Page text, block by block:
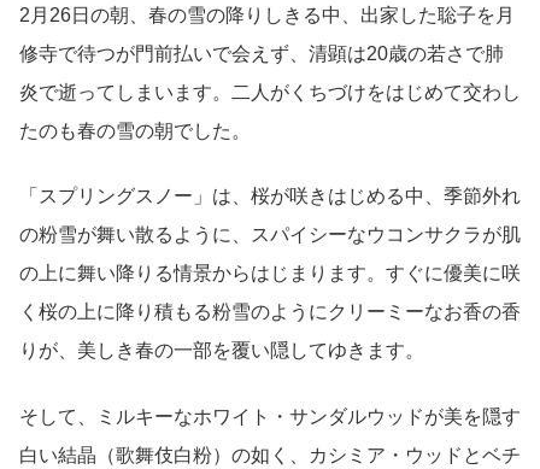
2月26日の朝、春の雪の降りしきる中、出家した聡子を月
修寺で待つが門前払いで会えず、清顕は20歳の若さで肺
炎で逝ってしまいます。二人がくちづけをはじめて交わし
たのも春の雪の朝でした。
「スプリングスノー」は、桜が咲きはじめる中、季節外れ
の粉雪が舞い散るように、スパイシーなウコンサクラが肌
の上に舞い降りる情景からはじまります。すぐに優美に咲
く桜の上に降り積もる粉雪のようにクリーミーなお香の香
りが、美しき春の一部を覆い隠してゆきます。
そして、ミルキーなホワイト・サンダルウッドが美を隠す
白い結晶（歌舞伎白粉）の如く、カシミア・ウッドとベチ